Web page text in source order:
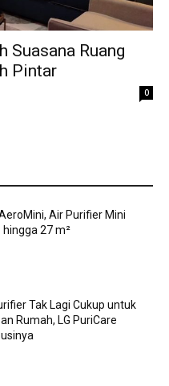
Suasana Ruang
Pintar
0
Air Purifier Mini
27 m²
Tak Lagi Cukup untuk
Rumah, LG PuriCare